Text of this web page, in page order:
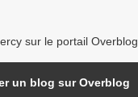
sur le portail Overblog
un blog sur Overblog